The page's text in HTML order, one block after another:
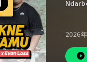
2026